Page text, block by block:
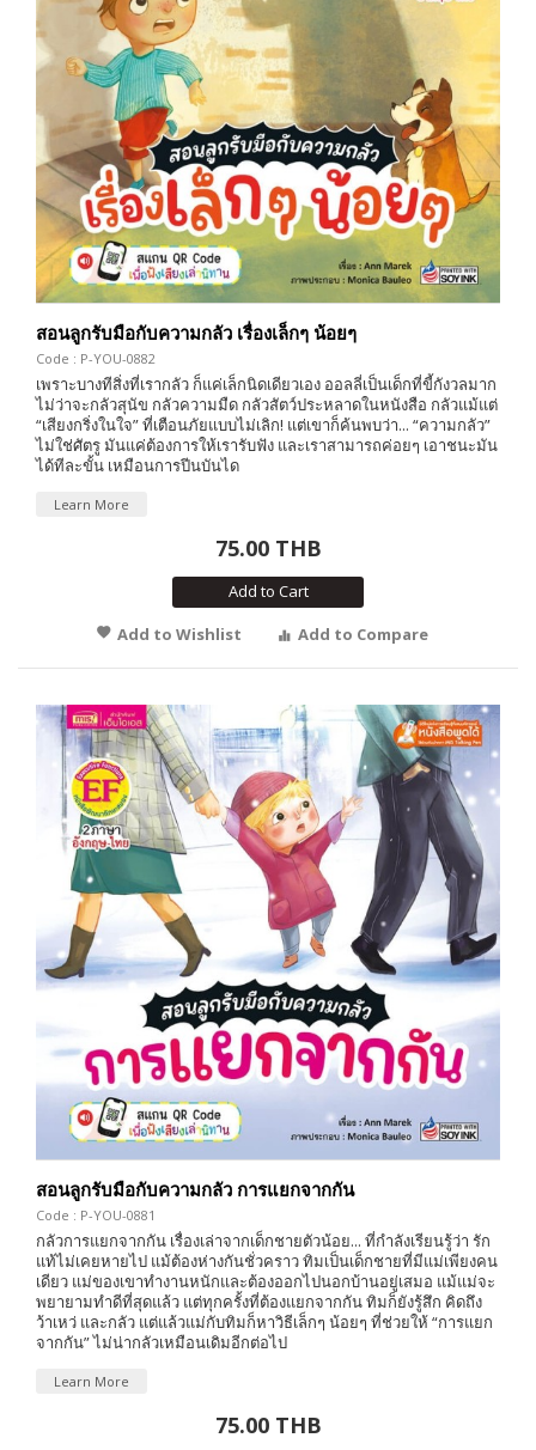
สอนลูกรับมือกับความกลัว เรื่องเล็กๆ น้อยๆ
Code : P-YOU-0882
เพราะบางทีสิ่งที่เรากลัว ก็แค่เล็กนิดเดียวเอง ออลลี่เป็นเด็กที่ขี้กังวลมาก
ไม่ว่าจะกลัวสุนัข กลัวความมืด กลัวสัตว์ประหลาดในหนังสือ กลัวแม้แต่
“เสียงกริ่งในใจ” ที่เตือนภัยแบบไม่เลิก! แต่เขาก็ค้นพบว่า... “ความกลัว”
ไม่ใช่ศัตรู มันแค่ต้องการให้เรารับฟัง และเราสามารถค่อยๆ เอาชนะมัน
ได้ทีละขั้น เหมือนการปีนบันได
Learn More
75.00 THB
Add to Cart
Add to Wishlist
Add to Compare
สอนลูกรับมือกับความกลัว การแยกจากกัน
Code : P-YOU-0881
กลัวการแยกจากกัน เรื่องเล่าจากเด็กชายตัวน้อย... ที่กำลังเรียนรู้ว่า รัก
แท้ไม่เคยหายไป แม้ต้องห่างกันชั่วคราว ทิมเป็นเด็กชายที่มีแม่เพียงคน
เดียว แม่ของเขาทำงานหนักและต้องออกไปนอกบ้านอยู่เสมอ แม้แม่จะ
พยายามทำดีที่สุดแล้ว แต่ทุกครั้งที่ต้องแยกจากกัน ทิมก็ยังรู้สึก คิดถึง
ว้าเหว่ และกลัว แต่แล้วแม่กับทิมก็หาวิธีเล็กๆ น้อยๆ ที่ช่วยให้ “การแยก
จากกัน” ไม่น่ากลัวเหมือนเดิมอีกต่อไป
Learn More
75.00 THB